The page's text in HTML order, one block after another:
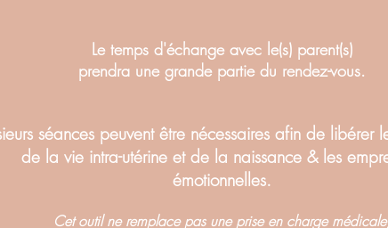
Le temps d'échange avec le(s) parent(s)
prendra une grande partie du rendez-vous.
séances peuvent être nécessaires afin de libérer
de la vie intra-utérine et de la naissance & les
émotionnelles.
Cet outil ne remplace pas une prise en charge